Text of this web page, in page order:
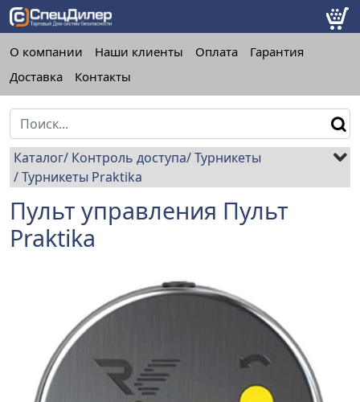
О компании Наши клиенты Оплата
Гарантия
Доставка
Контакты
Каталог Контроль доступа Турникеты
Турникеты Praktika
Пульт управления Пульт
Praktika